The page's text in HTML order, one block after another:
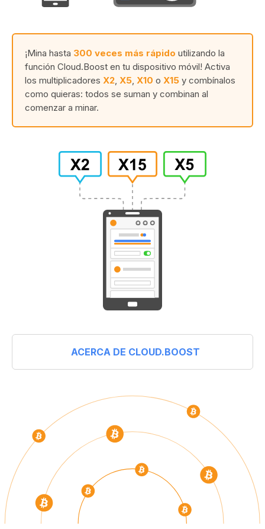
¡Mina hasta 300 veces más rápido utilizando la
función Cloud.Boost en tu dispositivo móvil! Activa
los multiplicadores X2 X5 X10 o X15 y combínalos
como quieras: todos se suman y combinan al
comenzar a minar.
ACERCA DE CLOUD.BOOST